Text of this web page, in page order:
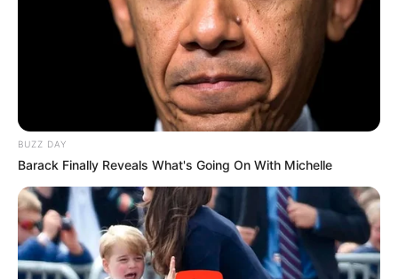
BUZZ DAY
Barack Finally Reveals What's Going On With Michelle